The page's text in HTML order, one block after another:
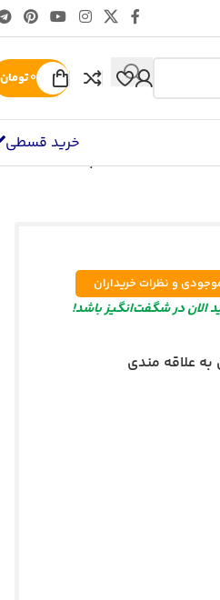
۰تومان
خرید قسطی
بالانس ویل مدل پرو ۸
و نظرات خریداران
الان در شگفت‌انگیز باشد!
به علاقه مندی